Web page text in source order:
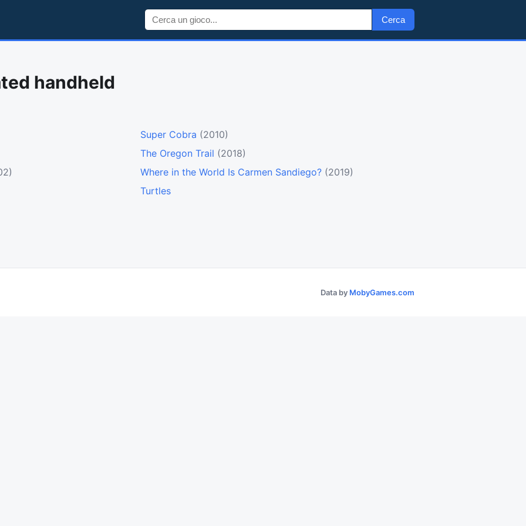
Cerca
handheld
Super Cobra (2010)
The Oregon Trail (2018)
Where in the World Is Carmen Sandiego? (2019)
Turtles
Data by MobyGames.com